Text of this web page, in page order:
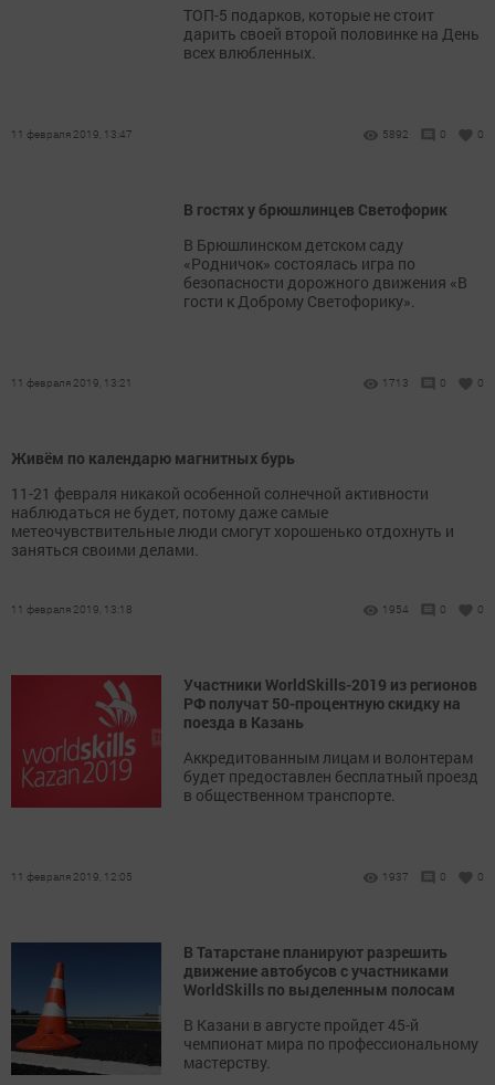
ТОП-5 подарков, которые не стоит
дарить своей второй половинке на День
всех влюбленных.
11 февраля 2019, 13:47 5892 0 0
В гостях у брюшлинцев Светофорик
В Брюшлинском детском саду
«Родничок» состоялась игра по
безопасности дорожного движения «В
гости к Доброму Светофорику».
11 февраля 2019, 13:21 1713 0 0
Живём по календарю магнитных бурь
11-21 февраля никакой особенной солнечной активности
наблюдаться не будет, потому даже самые
метеочувствительные люди смогут хорошенько отдохнуть и
заняться своими делами.
11 февраля 2019, 13:18 1954 0 0
Участники WorldSkills-2019 из регионов
РФ получат 50-процентную скидку на
поезда в Казань
Аккредитованным лицам и волонтерам
будет предоставлен бесплатный проезд
в общественном транспорте.
11 февраля 2019, 12:05 1937 0 0
В Татарстане планируют разрешить
движение автобусов с участниками
WorldSkills по выделенным полосам
В Казани в августе пройдет 45-й
чемпионат мира по профессиональному
мастерству.